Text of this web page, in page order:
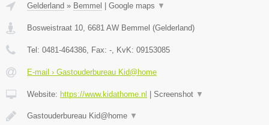
Gelderland » Bemmel | Google maps ▼
Bosweistraat 10 6681 AW Bemmel (Gelderland)
Tel: 0481-464386 , Fax: - , KvK: 09153085
E-mail › Gastouderbureau Kid@home
Website: https://www.kidathome.nl | Screenshot ▼
Gastouderbureau Kid@home ▼